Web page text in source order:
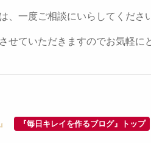
一度ご相談にいらしてください
せていただきますのでお気軽に
『毎日キレイを作るブログ』トップ